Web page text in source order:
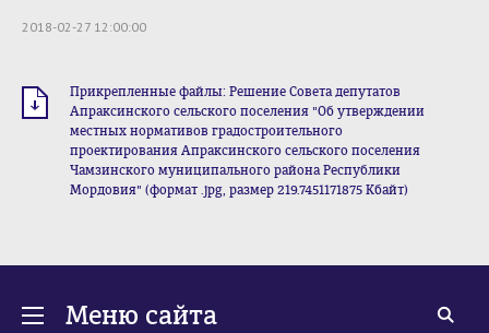
2018-02-27 12:00:00
Прикрепленные файлы: Решение Совета депутатов
Апраксинского сельского поселения "Об утверждении
местных нормативов градостроительного
проектирования Апраксинского сельского поселения
Чамзинского муниципального района Республики
Мордовия" (формат .jpg, размер 219.7451171875 Кбайт)
Меню сайта